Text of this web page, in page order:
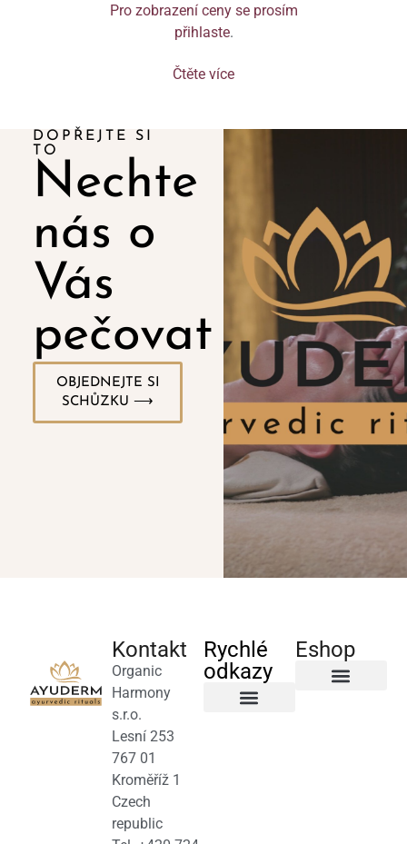
Pro zobrazení ceny se prosím
přihlaste.
Čtěte více
DOPŘEJTE SI
TO
Nechte
nás o
Vás
pečovat
OBJEDNEJTE SI
SCHŮZKU ⟶
Kontakt
Organic
Harmony
s.r.o.
Lesní 253
767 01
Kroměříž 1
Czech
republic
Rychlé
odkazy
Eshop